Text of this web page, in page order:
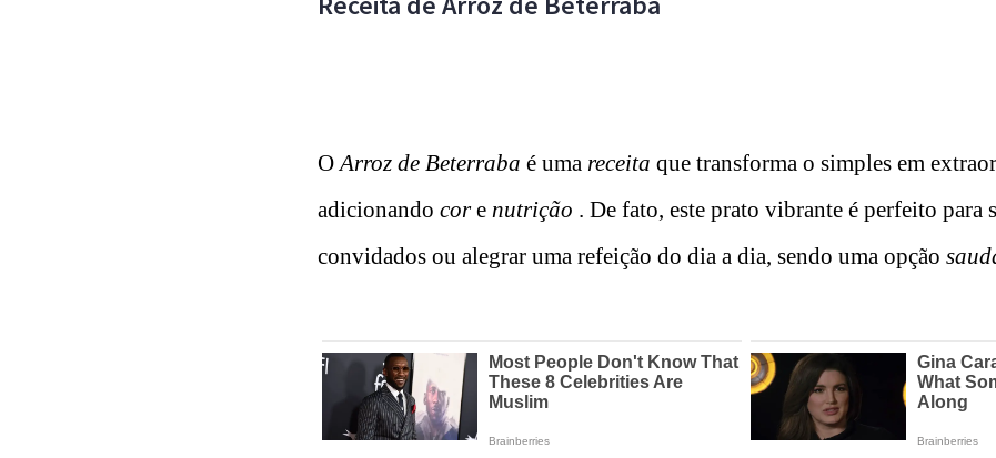
OArroz de Beterraba é uma receita que transforma o simples em
adicionando core nutrição . De fato, este prato vibrante é perfeito para
convidados ou alegrar uma refeição do dia a dia, sendo uma opção